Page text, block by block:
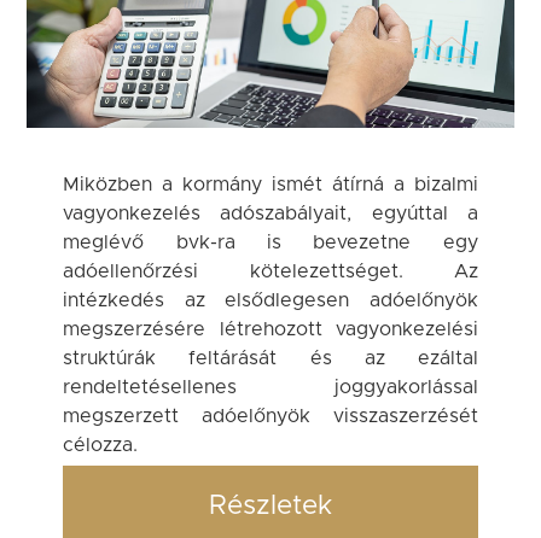
Miközben a kormány ismét átírná a bizalmi
vagyonkezelés adószabályait, egyúttal a
meglévő bvk-ra is bevezetne egy
adóellenőrzési kötelezettséget. Az
intézkedés az elsődlegesen adóelőnyök
megszerzésére létrehozott vagyonkezelési
struktúrák feltárását és az ezáltal
rendeltetésellenes joggyakorlással
megszerzett adóelőnyök visszaszerzését
célozza.
Részletek